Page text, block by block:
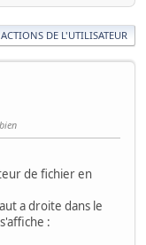
ACTIONS DE L'UTILISATEUR
de fichier en
a droite dans le
: